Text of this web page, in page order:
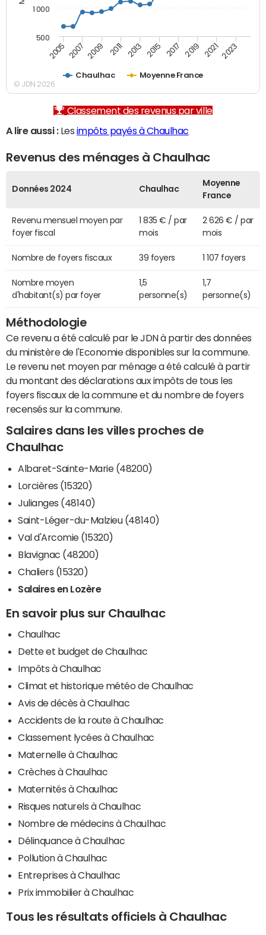
Chaulhac Moyenne France
2005 2007 2009 2011 2013 2015 2017 2019 2021 2023
500
1 000
© JDN 2026
Classement des revenus par ville
A lire aussi :Les impôts payés à Chaulhac
Revenus des ménages à Chaulhac
Données 2024 Chaulhac
Moyenne
France
Revenu mensuel moyen par
foyer fiscal
1 835 € / par
mois
2 626 € / par
mois
Nombre de foyers fiscaux 39 foyers 1 107 foyers
Nombre moyen
d'habitant(s) par foyer
1,5
personne(s)
1,7
personne(s)
Méthodologie
Ce revenu a été calculé par le JDN à partir des données
du ministère de l'Economie disponibles sur la commune.
Le revenu net moyen par ménage a été calculé à partir
du montant des déclarations aux impôts de tous les
foyers fiscaux de la commune et du nombre de foyers
recensés sur la commune.
Salaires dans les villes proches de
Chaulhac
Albaret-Sainte-Marie (48200)
Lorcières (15320)
Julianges (48140)
Saint-Léger-du-Malzieu (48140)
Val d'Arcomie (15320)
Blavignac (48200)
Chaliers (15320)
Salaires en Lozère
En savoir plus sur Chaulhac
Chaulhac
Dette et budget de Chaulhac
Impôts à Chaulhac
Climat et historique météo de Chaulhac
Avis de décès à Chaulhac
Accidents de la route à Chaulhac
Classement lycées à Chaulhac
Maternelle à Chaulhac
Crèches à Chaulhac
Maternités à Chaulhac
Risques naturels à Chaulhac
Nombre de médecins à Chaulhac
Délinquance à Chaulhac
Pollution à Chaulhac
Entreprises à Chaulhac
Prix immobilier à Chaulhac
Tous les résultats officiels à Chaulhac